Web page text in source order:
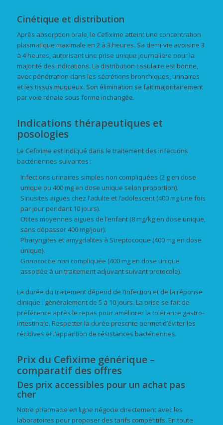
Cinétique et distribution
Après absorption orale, le Cefixime atteint une concentration
plasmatique maximale en 2 à 3 heures. Sa demi-vie avoisine 3
à 4 heures, autorisant une prise unique journalière pour la
majorité des indications. La distribution tissulaire est bonne,
avec pénétration dans les sécrétions bronchiques, urinaires
et les tissus muqueux. Son élimination se fait majoritairement
par voie rénale sous forme inchangée.
Indications thérapeutiques et
posologies
Le Cefixime est indiqué dans le traitement des infections
bactériennes suivantes :
Infections urinaires simples non compliquées (2 g en dose
unique ou 400 mg en dose unique selon proportion).
Sinusites aiguës chez l’adulte et l’adolescent (400 mg une fois
par jour pendant 10 jours).
Otites moyennes aiguës de l’enfant (8 mg/kg en dose unique,
sans dépasser 400 mg/jour).
Pharyngites et amygdalites à Streptocoque (400 mg en dose
unique).
Gonococcie non compliquée (400 mg en dose unique
associée à un traitement adjuvant suivant protocole).
La durée du traitement dépend de l’infection et de la réponse
clinique : généralement de 5 à 10 jours. La prise se fait de
préférence après le repas pour améliorer la tolérance gastro-
intestinale. Respecter la durée prescrite permet d’éviter les
récidives et l’apparition de résistances bactériennes.
Prix du Cefixime générique –
comparatif des offres
Des prix accessibles pour un achat pas
cher
Notre pharmacie en ligne négocie directement avec les
laboratoires pour proposer des tarifs compétitifs. En toute